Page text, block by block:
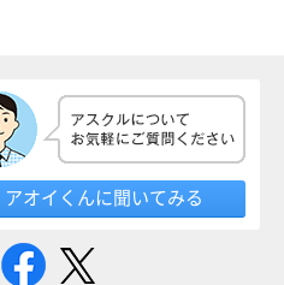
アオイくんに聞いてみる